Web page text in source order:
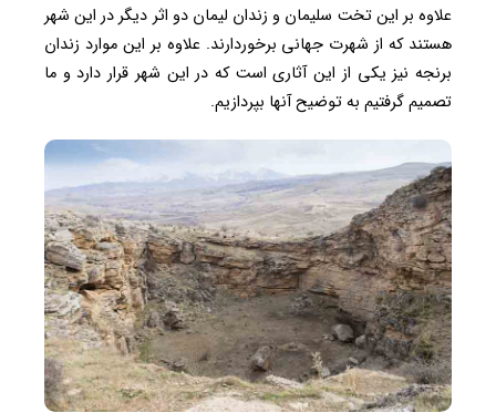
علاوه بر این تخت سلیمان و زندان لیمان دو اثر دیگر در این شهر
هستند که از شهرت جهانی برخوردارند. علاوه بر این موارد زندان
برنجه نیز یکی از این آثاری است که در این شهر قرار دارد و ما
تصمیم گرفتیم به توضیح آنها بپردازیم.